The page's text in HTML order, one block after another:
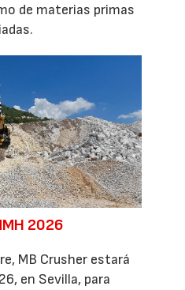
de materias primas
2026
MB Crusher estará
en Sevilla, para